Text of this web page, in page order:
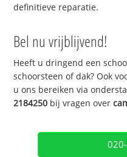
definitieve reparatie.
Bel nu vrijblijvend!
Heeft u dringend een
schoorsteen of dak? Ook
u ons bereiken via
2184250 bij vragen over